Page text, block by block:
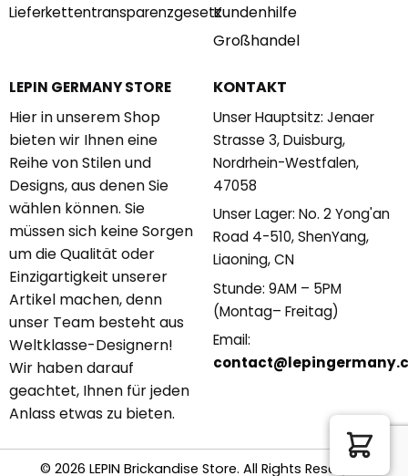
LieferkettentransparenzgesetzKundenhilfe
Großhandel
LEPIN GERMANY STORE
Hier in unserem Shop
bieten wir Ihnen eine
Reihe von Stilen und
Designs, aus denen Sie
wählen können. Sie
müssen sich keine Sorgen
um die Qualität oder
Einzigartigkeit unserer
Artikel machen, denn
unser Team besteht aus
Weltklasse-Designern!
Wir haben darauf
geachtet, Ihnen für jeden
Anlass etwas zu bieten.
KONTAKT
Unser Hauptsitz: Jenaer
Strasse 3, Duisburg,
Nordrhein-Westfalen,
47058
Unser Lager: No. 2 Yong'an
Road 4-510, ShenYang,
Liaoning, CN
Stunde: 9AM – 5PM
(Montag– Freitag)
Email:
© 2026 LEPIN Brickandise Store. All Rights Reserved.